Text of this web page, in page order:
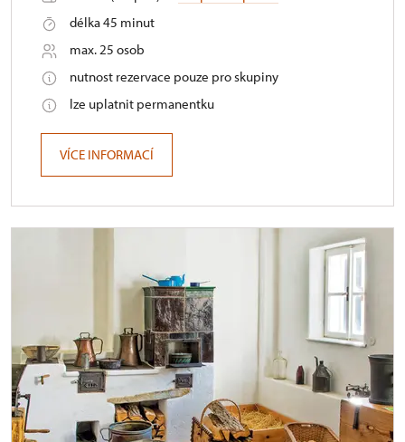
délka 45 minut
max. 25 osob
nutnost rezervace pouze pro skupiny
lze uplatnit permanentku
VÍCE INFORMACÍ